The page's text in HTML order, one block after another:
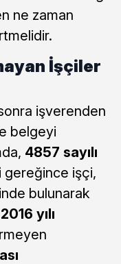
ne zaman
İşçiler
işverenden
belgeyi
4857 sayılı
gereğince işçi,
bulunarak
2016 yılı